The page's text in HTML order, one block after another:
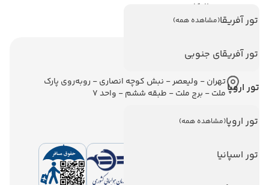
تور آفریقا(مشاهده همه)
تور آفریقای جنوبی
تور اروپا
تور اروپا(مشاهده همه)
تور اسپانیا
تور سریلانکا
اطلاعات تماس
تهران - ولیعصر - نبش کوچه انصاری - روبه‌روی پارک
ملت - برج ملت - طبقه ششم - واحد 7